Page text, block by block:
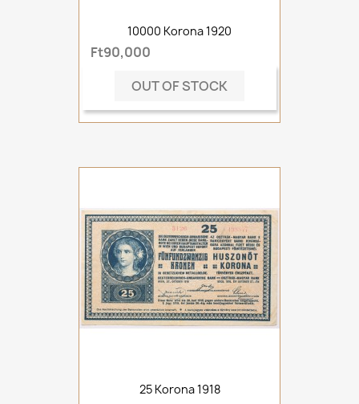
10000 Korona 1920
Ft90,000
OUT OF STOCK
25 Korona 1918